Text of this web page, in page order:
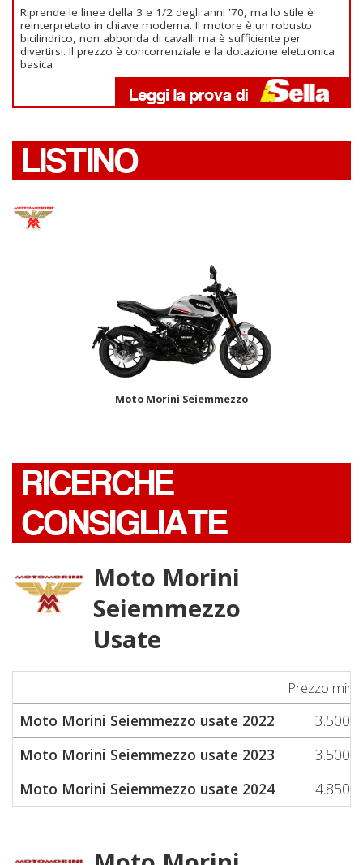
Riprende le linee della 3 e 1/2 degli anni '70, ma lo stile è
reinterpretato in chiave moderna. Il motore è un robusto
bicilindrico, non abbonda di cavalli ma è sufficiente per
divertirsi. Il prezzo è concorrenziale e la dotazione elettronica
basica
LISTINO
Moto Morini Seiemmezzo
RICERCHE
CONSIGLIATE
Moto Morini
Seiemmezzo
Usate
Prezzo
Moto Morini Seiemmezzo usate 2022
3.500
Moto Morini Seiemmezzo usate 2023
3.500
Moto Morini Seiemmezzo usate 2024
4.850